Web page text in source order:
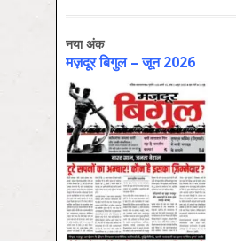
नया अंक
मज़दूर बिगुल – जून 2026